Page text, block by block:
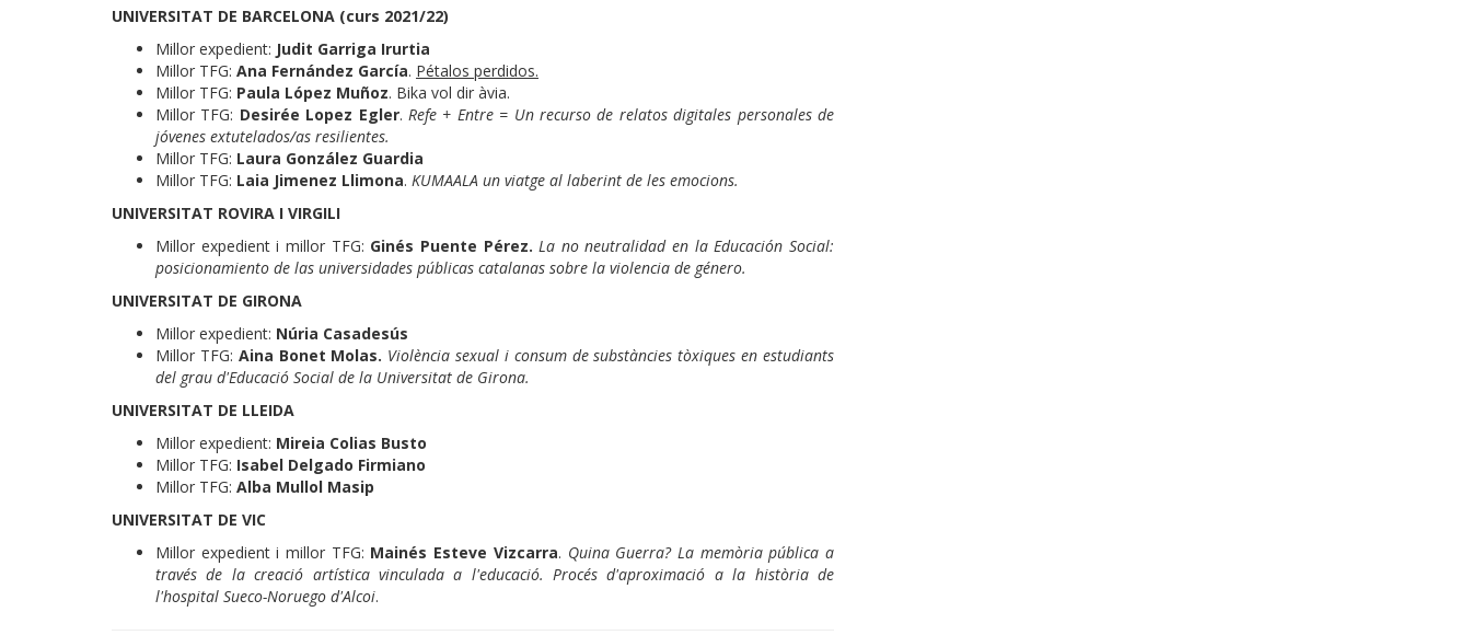
UNIVERSITAT DE BARCELONA (curs 2021/22)
Millor expedient: Judit Garriga Irurtia
Millor TFG: Ana Fernández García. Pétalos perdidos.
Millor TFG: Paula López Muñoz. Bika vol dir àvia.
Millor TFG: Desirée Lopez Egler.Refe + Entre = Un recurso de relatos digitales personales de
jóvenes extutelados/as resilientes.
Millor TFG: Laura González Guardia
Millor TFG: Laia Jimenez Llimona. KUMAALA un viatge al laberint de les emocions.
UNIVERSITAT ROVIRA I VIRGILI
Millor expedient i millor TFG: Ginés Puente Pérez. La no neutralidad en la Educación Social:
posicionamiento de las universidades públicas catalanas sobre la violencia de género.
UNIVERSITAT DE GIRONA
Millor expedient: Núria Casadesús
Millor TFG: Aina Bonet Molas. Violència sexual i consum de substàncies tòxiques en estudiants
del grau d'Educació Social de la Universitat de Girona.
UNIVERSITAT DE LLEIDA
Millor expedient: Mireia Colias Busto
Millor TFG: Isabel Delgado Firmiano
Millor TFG: Alba Mullol Masip
UNIVERSITAT DE VIC
Millor expedient i millor TFG: Mainés Esteve Vizcarra. Quina Guerra? La memòria pública a
través de la creació artística vinculada a l'educació. Procés d'aproximació a la història de
l'hospital Sueco-Noruego d'Alcoi.